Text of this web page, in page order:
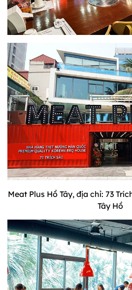
Meat Plus Hồ Tây, địa chỉ: 73
Tây Hồ